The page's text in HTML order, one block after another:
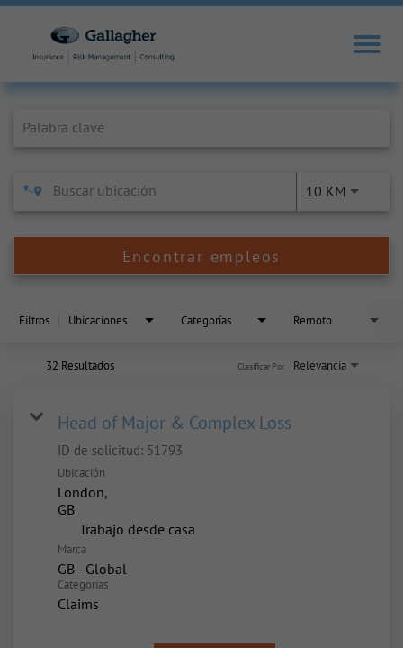
10 KM
Encontrar empleos
Filtros Ubicaciones Categorías Remoto
32 Resultados Relevancia
Clasificar Por
Head of Major & Complex Loss
ID de solicitud: 51793
Ubicación
London,
inicio
Trabajo desde casa
Marca
GB - Global
Categorías
Claims